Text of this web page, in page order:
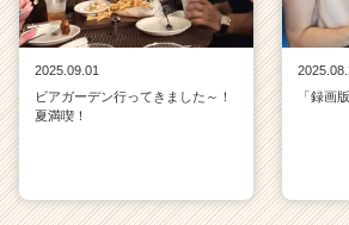
2025.09.01
ビアガーデン行ってきました～！
夏満喫！
「録画